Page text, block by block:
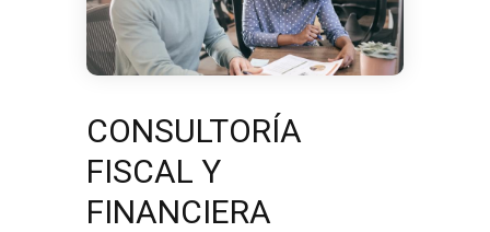
CONSULTORÍA
FISCAL Y
FINANCIERA